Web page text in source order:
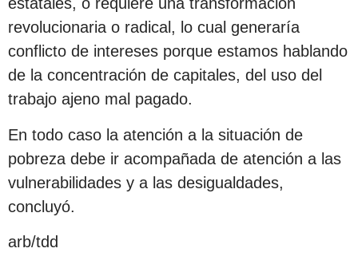
estatales, o requiere una transformación
revolucionaria o radical, lo cual generaría
conflicto de intereses porque estamos hablando
de la concentración de capitales, del uso del
trabajo ajeno mal pagado.
En todo caso la atención a la situación de
pobreza debe ir acompañada de atención a las
vulnerabilidades y a las desigualdades,
concluyó.
arb/tdd